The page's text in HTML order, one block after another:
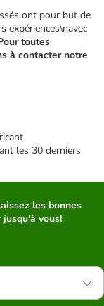
ont pour but de
expériences\navec
toutes
à contacter notre
les 30 derniers
les bonnes
vous!